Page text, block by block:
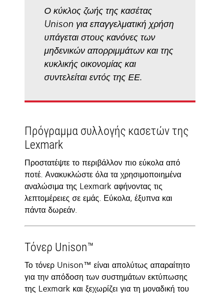
Ο κύκλος ζωής της κασέτας
Unison για επαγγελματική χρήση
υπάγεται στους κανόνες των
μηδενικών απορριμμάτων και της
κυκλικής οικονομίας και
συντελείται εντός της ΕΕ.
Πρόγραμμα συλλογής κασετών της
Lexmark
Προστατέψτε το περιβάλλον πιο εύκολα από
ποτέ. Ανακυκλώστε όλα τα χρησιμοποιημένα
αναλώσιμα της Lexmark αφήνοντας τις
λεπτομέρειες σε εμάς. Εύκολα, έξυπνα και
πάντα δωρεάν.
Τόνερ Unison™
Το τόνερ Unison™ είναι απολύτως απαραίτητο
για την απόδοση των συστημάτων εκτύπωσης
της Lexmark και ξεχωρίζει για τη μοναδική του